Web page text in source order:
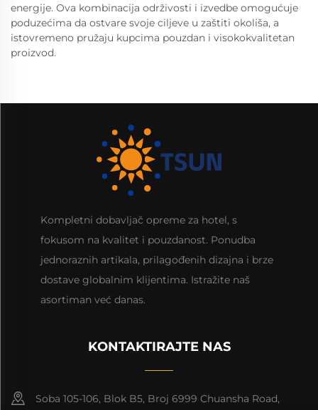
energije. Ova kombinacija održivosti i izvedbe omogućuje
poduzećima da ostvare svoje ciljeve u zaštiti okoliša, a
istovremeno pružaju kupcima pouzdan i visokokvalitetan
proizvod.
Kompletni dobavljač opreme za hotel, s
fokusom na kvalitet i pouzdanost. Ponudba
jednoraznih artikala, prilagođenih dizajna i brze
dostave globalnim klijentima. Istražite naš
asortiman već danas.
KONTAKTIRAJTE NAS
Soba 105-106, Blok B5, Broj 6999 Chuansha Road,